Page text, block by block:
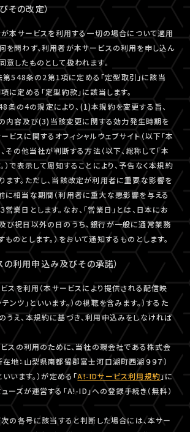
その改定）
本サービスを利用する一切の場合について適用
を問わず、利用者が本サービスの利用を申し込ん
意したものとして扱われます。
548条の2第1項に定める「定型取引」に該当
に定める「定型約款」に該当します。
条の4の規定により、(1)本規約を変更する旨、
内容及び(3)当該変更に関する効力発生時期を
ビスに関するオフィシャルウェブサイト（以下「本
、その他当社が判断する方法（以下、総称して「本
）で表示して周知することにより、予告なく本規約
ます。ただし、当該改定が利用者に重要な影響を
に相当な期間（利用者に重大な悪影響を与える
業日とします。なお、「営業日」とは、日本にお
び祝日以外の日のうち、銀行が一般に通常業務
のとします。）をおいて通知するものとします。
の利用申込み及びその承諾）
スを利用（本サービスにより提供される配信映
ンツ」といいます。）の視聴を含みます。）するた
うえ、本規約に基づき、利用申込みをしなければ
スの利用のために、当社の親会社である株式会
在地：山梨県南都留郡富士河口湖町西湖９９７）
いいます。）が定める「A!-IDサービス利用規約」に
ーズが運営する「A!-ID」への登録手続き（無料）
の各号に該当すると判断した場合には、本サー